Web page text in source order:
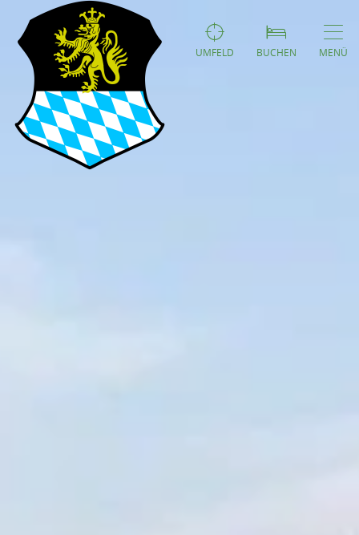
UMFELD BUCHEN MENÜ